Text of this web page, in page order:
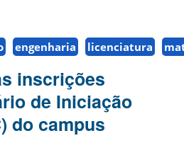
engenharia licenciatura
inscrições
de Iniciação
do campus